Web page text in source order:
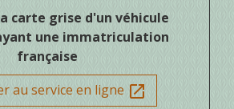
carte grise d'un véhicule
une immatriculation
française
au service en ligne open_in_new